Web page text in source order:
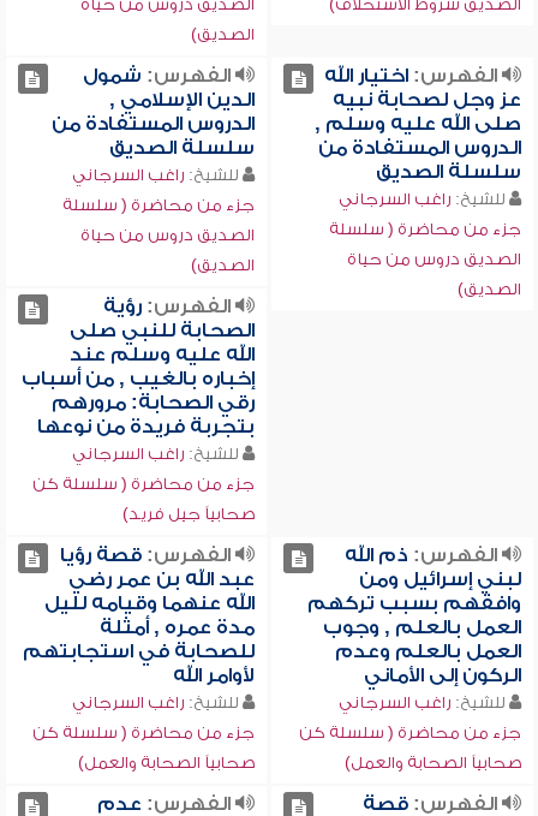
الصديق شروط الاستخلاف)
الصديق دروس من حياة
الصديق)
الفهرس:اختيار الله
عز وجل لصحابة نبيه
صلى الله عليه وسلم ,
الدروس المستفادة من
سلسلة الصديق
للشيخ: راغب السرجاني
جزء من محاضرة ( سلسلة
الصديق دروس من حياة
الصديق)
الفهرس: شمول
الدين الإسلامي ,
الدروس المستفادة من
سلسلة الصديق
للشيخ: راغب السرجاني
جزء من محاضرة ( سلسلة
الصديق دروس من حياة
الصديق)
الفهرس:رؤية
الصحابة للنبي صلى
الله عليه وسلم عند
إخباره بالغيب , من أسباب
رقي الصحابة: مرورهم
بتجربة فريدة من نوعها
للشيخ: راغب السرجاني
جزء من محاضرة ( سلسلة كن
صحابياً جيل فريد)
الفهرس: ذم الله
لبني إسرائيل ومن
وافقهم بسبب تركهم
العمل بالعلم , وجوب
العمل بالعلم وعدم
الركون إلى الأماني
للشيخ: راغب السرجاني
جزء من محاضرة ( سلسلة كن
صحابياً الصحابة والعمل)
الفهرس:قصة رؤيا
عبد الله بن عمر رضي
الله عنهما وقيامه لليل
مدة عمره , أمثلة
للصحابة في استجابتهم
لأوامر الله
للشيخ: راغب السرجاني
جزء من محاضرة ( سلسلة كن
صحابياً الصحابة والعمل)
الفهرس:قصة
الفهرس: عدم